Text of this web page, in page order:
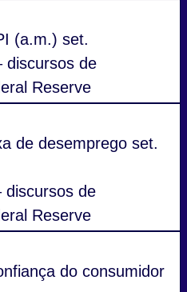
(a.m.) set.
discursos de
Reserve
de desemprego set.
discursos de
Reserve
do consumidor